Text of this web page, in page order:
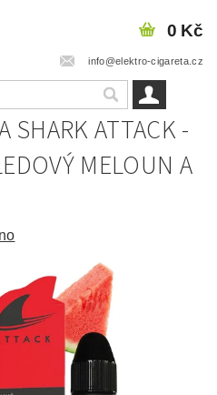
info@elektro-cigareta.cz
0 Kč
SHARK ATTACK -
MELOUN A